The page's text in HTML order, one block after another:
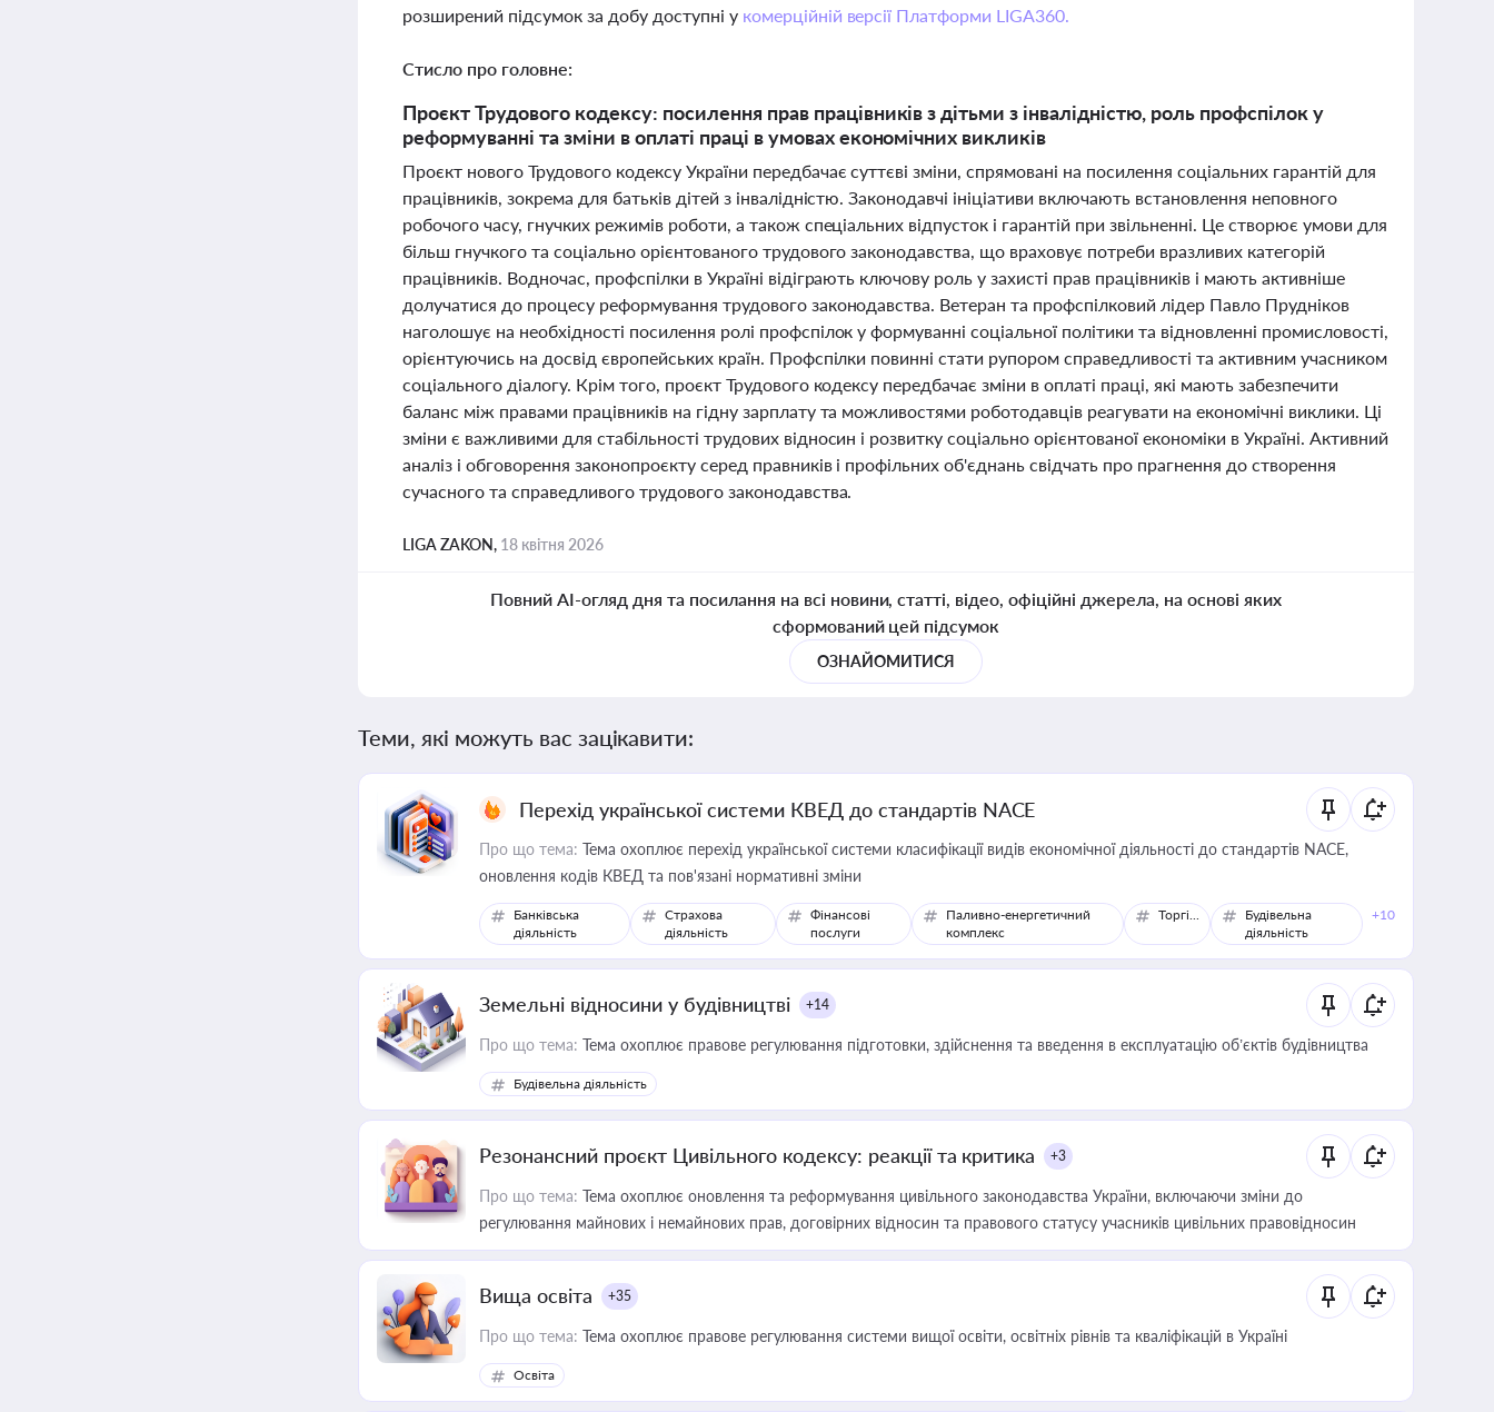
розширений підсумок за добу доступні у комерційній версії Платформи LIGA360.
Стисло про головне:
Проєкт Трудового кодексу: посилення прав працівників з дітьми з інвалідністю, роль профспілок у
реформуванні та зміни в оплаті праці в умовах економічних викликів
Проєкт нового Трудового кодексу України передбачає суттєві зміни, спрямовані на посилення соціальних гарантій для
працівників, зокрема для батьків дітей з інвалідністю. Законодавчі ініціативи включають встановлення неповного
робочого часу, гнучких режимів роботи, а також спеціальних відпусток і гарантій при звільненні. Це створює умови для
більш гнучкого та соціально орієнтованого трудового законодавства, що враховує потреби вразливих категорій
працівників. Водночас, профспілки в Україні відіграють ключову роль у захисті прав працівників і мають активніше
долучатися до процесу реформування трудового законодавства. Ветеран та профспілковий лідер Павло Прудніков
наголошує на необхідності посилення ролі профспілок у формуванні соціальної політики та відновленні промисловості,
орієнтуючись на досвід європейських країн. Профспілки повинні стати рупором справедливості та активним учасником
соціального діалогу. Крім того, проєкт Трудового кодексу передбачає зміни в оплаті праці, які мають забезпечити
баланс між правами працівників на гідну зарплату та можливостями роботодавців реагувати на економічні виклики. Ці
зміни є важливими для стабільності трудових відносин і розвитку соціально орієнтованої економіки в Україні. Активний
аналіз і обговорення законопроєкту серед правників і профільних об'єднань свідчать про прагнення до створення
сучасного та справедливого трудового законодавства.
LIGA ZAKON, 18 квітня 2026
Повний AI-огляд дня та посилання на всі новини, статті, відео, офіційні джерела, на основі яких
сформований цей підсумок
ОЗНАЙОМИТИСЯ
Теми, які можуть вас зацікавити:
Перехід української системи КВЕД до стандартів NACE
Про що тема: Тема охоплює перехід української системи класифікації видів економічної діяльності до стандартів NACE,
оновлення кодів КВЕД та пов'язані нормативні зміни
Банківська
діяльність
Страхова
діяльність
Фінансові
послуги
Паливно-енергетичний
комплекс
Торгівля
Будівельна
діяльність
+10
Земельні відносини у будівництві +14
Про що тема: Тема охоплює правове регулювання підготовки, здійснення та введення в експлуатацію об’єктів будівництва
Будівельна діяльність
Резонансний проєкт Цивільного кодексу: реакції та критика +3
Про що тема: Тема охоплює оновлення та реформування цивільного законодавства України, включаючи зміни до
регулювання майнових і немайнових прав, договірних відносин та правового статусу учасників цивільних правовідносин
Вища освіта +35
Про що тема: Тема охоплює правове регулювання системи вищої освіти, освітніх рівнів та кваліфікацій в Україні
Освіта